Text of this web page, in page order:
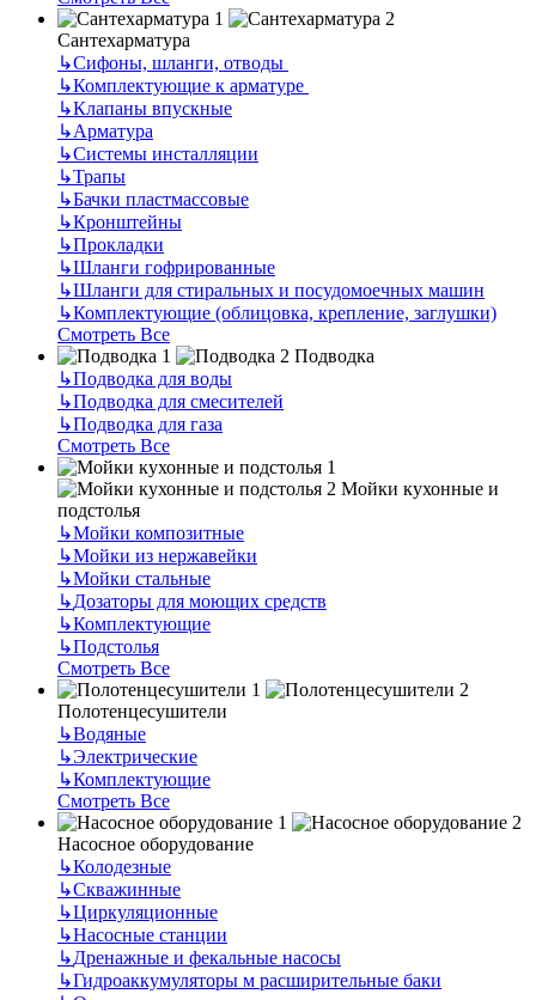
Сантехарматура
↳Сифоны, шланги, отводы
↳Комплектующие к арматуре
↳Клапаны впускные
↳Арматура
↳Системы инсталляции
↳Трапы
↳Бачки пластмассовые
↳Кронштейны
↳Прокладки
↳Шланги гофрированные
↳Шланги для стиральных и посудомоечных машин
↳Комплектующие (облицовка, крепление, заглушки)
Смотреть Все
Подводка
↳Подводка для воды
↳Подводка для смесителей
↳Подводка для газа
Смотреть Все
Мойки кухонные и
подстолья
↳Мойки композитные
↳Мойки из нержавейки
↳Мойки стальные
↳Дозаторы для моющих средств
↳Комплектующие
↳Подстолья
Смотреть Все
Полотенцесушители
↳Водяные
↳Электрические
↳Комплектующие
Смотреть Все
Насосное оборудование
↳Колодезные
↳Скважинные
↳Циркуляционные
↳Насосные станции
↳Дренажные и фекальные насосы
↳Гидроаккумуляторы м расширительные баки